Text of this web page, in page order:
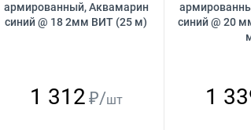
армированный, Аквамарин
синий @ 18 2мм ВИТ (25 м)
1 312 ₽/шт
синий @ 20
1